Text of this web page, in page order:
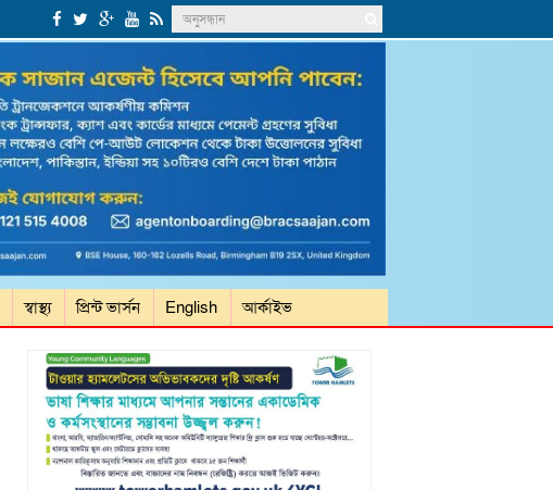
স্বাস্থ্য প্রিন্ট ভার্সন English আর্কাইভ